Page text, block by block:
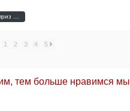
1 2 3 4
5
тем больше нравимся мы